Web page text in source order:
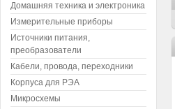
Домашняя техника и электроника
Измерительные приборы
Источники питания,
преобразователи
Кабели, провода, переходники
Корпуса для РЭА
Микросхемы